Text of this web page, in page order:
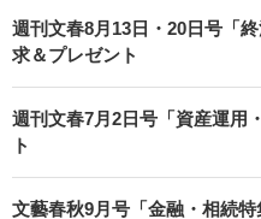
週刊文春8月13日・20日号「
求＆プレゼント
週刊文春7月2日号「資産運用
ト
文藝春秋9月号「金融・相続